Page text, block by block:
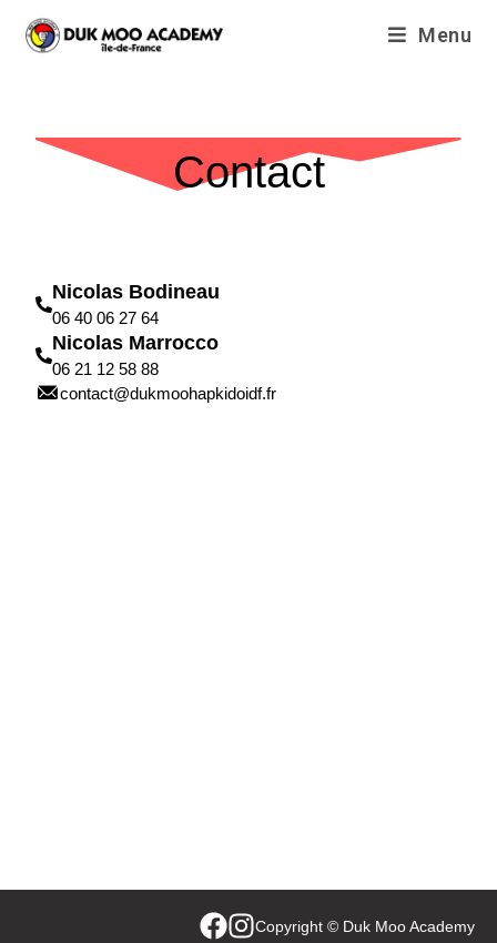
Menu
Contact
Nicolas Bodineau
06 40 06 27 64
Nicolas Marrocco
06 21 12 58 88
contact@dukmoohapkidoidf.fr
Copyright © Duk Moo Academy